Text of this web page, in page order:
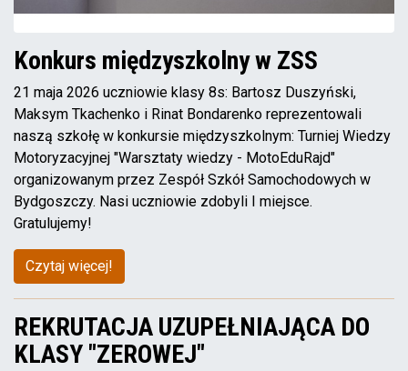
Konkurs międzyszkolny w ZSS
21 maja 2026 uczniowie klasy 8s: Bartosz Duszyński,
Maksym Tkachenko i Rinat Bondarenko reprezentowali
naszą szkołę w konkursie międzyszkolnym: Turniej Wiedzy
Motoryzacyjnej "Warsztaty wiedzy - MotoEduRajd"
organizowanym przez Zespół Szkół Samochodowych w
Bydgoszczy. Nasi uczniowie zdobyli I miejsce.
Gratulujemy!
Czytaj więcej!
REKRUTACJA UZUPEŁNIAJĄCA DO
KLASY "ZEROWEJ"